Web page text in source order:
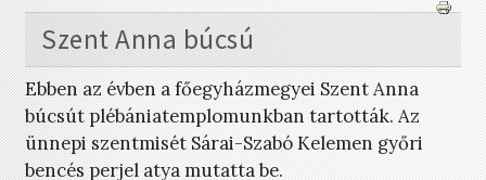
Szent Anna búcsú
Ebben az évben a főegyházmegyei Szent Anna
búcsút plébániatemplomunkban tartották. Az
ünnepi szentmisét Sárai-Szabó Kelemen győri
bencés perjel atya mutatta be.